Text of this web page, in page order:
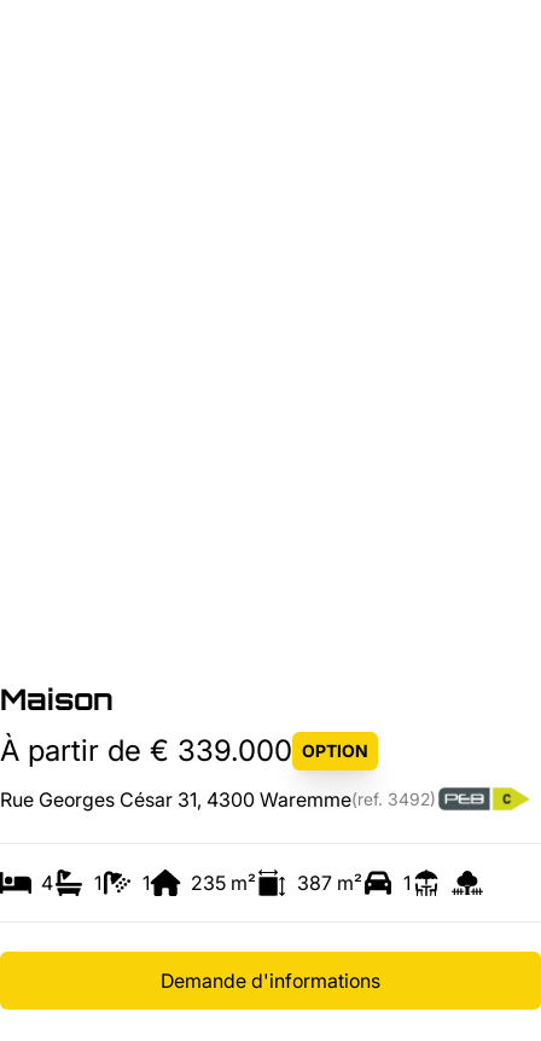
Maison
À partir de € 339.000 OPTION
Rue Georges César 31, 4300 Waremme(ref. 3492)
4 1 1 235 m² 387 m² 1
Demande d'informations